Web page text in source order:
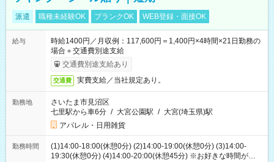
派遣 職種未経験OK ブランクOK WEB登録・面接OK
給与
時給1400円／月収例：117,600円＝1,400円×4時間×21日勤務の
場合＋交通費別途支給
交通費別途支給あり
交通費 実費支給／当社規定あり。
勤務地
さいたま市見沼区
七里駅から車6分 / 大宮公園駅 / 大宮(埼玉県)駅
アパレル・日用雑貨
勤務時間
(1)14:00-18:00(休憩0分) (2)14:00-19:00(休憩0分) (3)14:00-
19:30(休憩0分) (4)14:00-20:00(休憩45分) ※お好きな時間が選べ